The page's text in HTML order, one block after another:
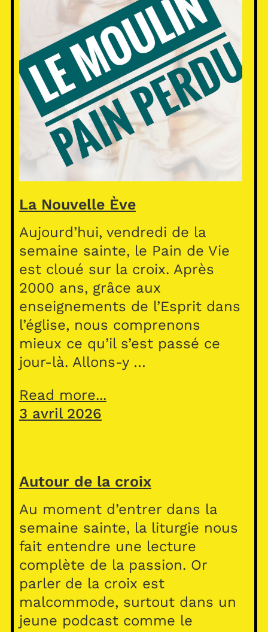
La Nouvelle Ève
Aujourd’hui, vendredi de la
semaine sainte, le Pain de Vie
est cloué sur la croix. Après
2000 ans, grâce aux
enseignements de l’Esprit dans
l’église, nous comprenons
mieux ce qu’il s’est passé ce
jour-là. Allons-y …
Read more...
3 avril 2026
Autour de la croix
Au moment d’entrer dans la
semaine sainte, la liturgie nous
fait entendre une lecture
complète de la passion. Or
parler de la croix est
malcommode, surtout dans un
jeune podcast comme le